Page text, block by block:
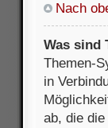
Nach
Was sind
Themen-
in
ab, die